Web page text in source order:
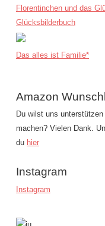
Florentinchen und das
Glücksbilderbuch
Das alles ist Familie*
Amazon
Du wilst uns
machen? Vielen Dank.
du hier
Instagram
Instagram